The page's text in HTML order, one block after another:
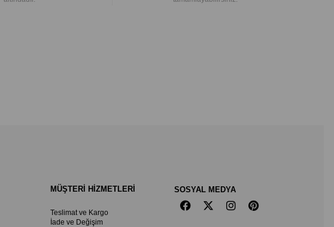
MÜŞTERİ HİZMETLERİ
Teslimat ve Kargo
İade ve Değişim
SOSYAL MEDYA